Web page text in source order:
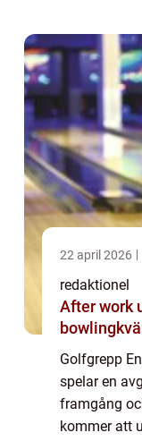
22 april 2026
redaktionel
After work uppsala
Golfgrepp
spelar en
framgång
kommer att